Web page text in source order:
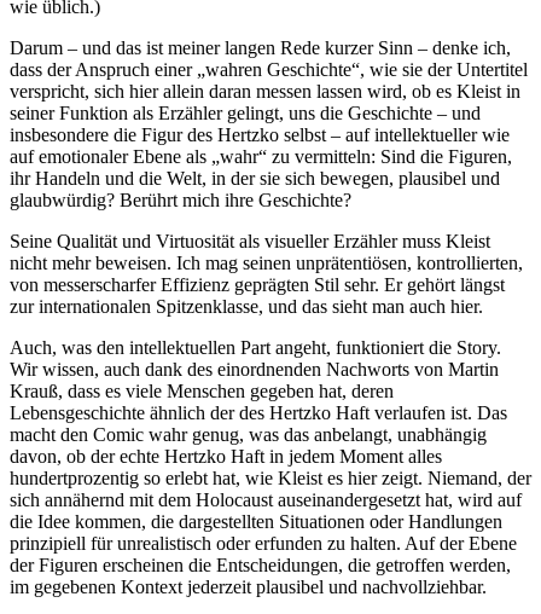
wie üblich.)
Darum – und das ist meiner langen Rede kurzer Sinn – denke ich,
dass der Anspruch einer „wahren Geschichte“, wie sie der Untertitel
verspricht, sich hier allein daran messen lassen wird, ob es Kleist in
seiner Funktion als Erzähler gelingt, uns die Geschichte – und
insbesondere die Figur des Hertzko selbst – auf intellektueller wie
auf emotionaler Ebene als „wahr“ zu vermitteln: Sind die Figuren,
ihr Handeln und die Welt, in der sie sich bewegen, plausibel und
glaubwürdig? Berührt mich ihre Geschichte?
Seine Qualität und Virtuosität als visueller Erzähler muss Kleist
nicht mehr beweisen. Ich mag seinen unprätentiösen, kontrollierten,
von messerscharfer Effizienz geprägten Stil sehr. Er gehört längst
zur internationalen Spitzenklasse, und das sieht man auch hier.
Auch, was den intellektuellen Part angeht, funktioniert die Story.
Wir wissen, auch dank des einordnenden Nachworts von Martin
Krauß, dass es viele Menschen gegeben hat, deren
Lebensgeschichte ähnlich der des Hertzko Haft verlaufen ist. Das
macht den Comic wahr genug, was das anbelangt, unabhängig
davon, ob der echte Hertzko Haft in jedem Moment alles
hundertprozentig so erlebt hat, wie Kleist es hier zeigt. Niemand, der
sich annähernd mit dem Holocaust auseinandergesetzt hat, wird auf
die Idee kommen, die dargestellten Situationen oder Handlungen
prinzipiell für unrealistisch oder erfunden zu halten. Auf der Ebene
der Figuren erscheinen die Entscheidungen, die getroffen werden,
im gegebenen Kontext jederzeit plausibel und nachvollziehbar.